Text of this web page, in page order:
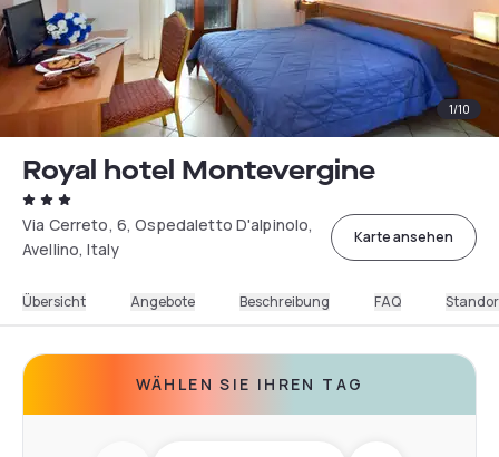
1/10
Royal hotel Montevergine
Via Cerreto, 6, Ospedaletto D'alpinolo,
Avellino, Italy
Karte ansehen
Übersicht Angebote Beschreibung FAQ
WÄHLEN SIE IHREN TAG